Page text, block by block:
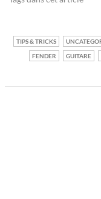
TIPS & TRICKS
FENDER
GUITARE